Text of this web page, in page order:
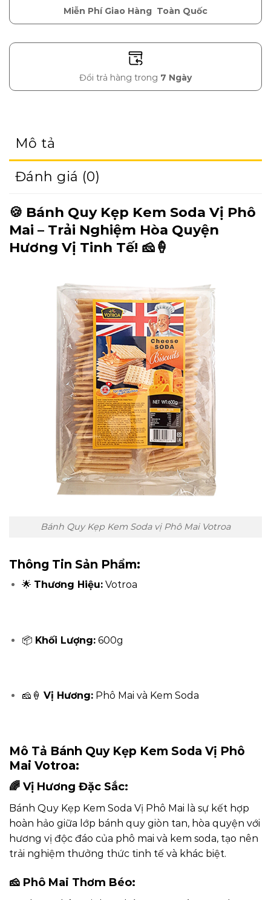
Miễn Phí Giao Hàng Toàn Quốc
Đổi trả hàng trong 7 Ngày
Mô tả
Đánh giá (0)
🍪 Bánh Quy Kẹp Kem Soda Vị Phô
Mai – Trải Nghiệm Hòa Quyện
Hương Vị Tinh Tế! 🧀🍦
Bánh Quy Kẹp Kem Soda vị Phô Mai Votroa
Thông Tin Sản Phẩm:
🌟 Thương Hiệu:Votroa
📦 Khối Lượng:600g
🧀🍦 Vị Hương:Phô Mai và Kem Soda
Mô Tả Bánh Quy Kẹp Kem Soda Vị Phô
Mai Votroa:
🌈 Vị Hương Đặc Sắc:
Bánh Quy Kẹp Kem Soda Vị Phô Mai là sự kết hợp
hoàn hảo giữa lớp bánh quy giòn tan, hòa quyện với
hương vị độc đáo của phô mai và kem soda, tạo nên
trải nghiệm thưởng thức tinh tế và khác biệt.
🧀 Phô Mai Thơm Béo: